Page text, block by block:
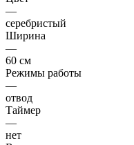
—
серебристый
Ширина
—
60 см
Режимы работы
—
отвод
Таймер
—
нет